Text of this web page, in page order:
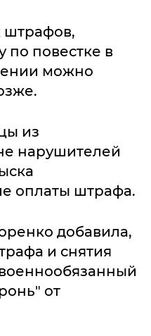
штрафов,
по повестке в
можно
из
нарушителей
оплаты штрафа.
добавила,
и снятия
от